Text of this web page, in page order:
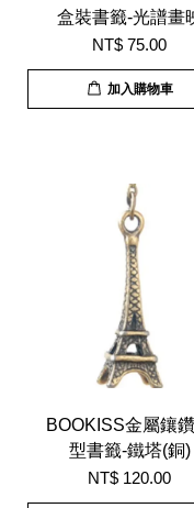
盒裝書籤-光譜畫
NT$ 75.00
加入購物車
BOOKISS金屬鑲
型書籤-鐵塔(銅)
NT$ 120.00